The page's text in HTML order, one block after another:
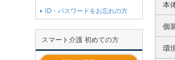
ID・パスワードをお忘れの方
スマート介護 初めての方
本
個
環